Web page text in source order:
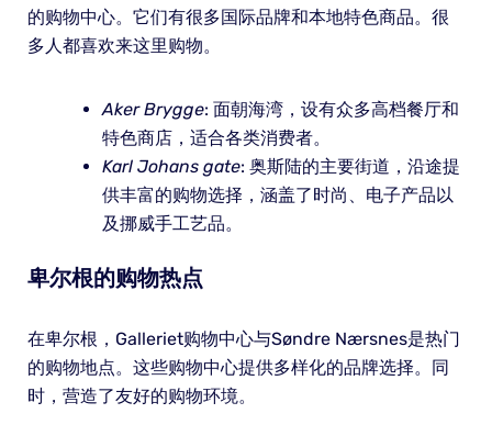
的购物中心。它们有很多国际品牌和本地特色商品。很
多人都喜欢来这里购物。
Aker Brygge: 面朝海湾，设有众多高档餐厅和
特色商店，适合各类消费者。
Karl Johans gate: 奥斯陆的主要街道，沿途提
供丰富的购物选择，涵盖了时尚、电子产品以
及挪威手工艺品。
卑尔根的购物热点
在卑尔根，Galleriet购物中心与Søndre Nærsnes是热门
的购物地点。这些购物中心提供多样化的品牌选择。同
时，营造了友好的购物环境。